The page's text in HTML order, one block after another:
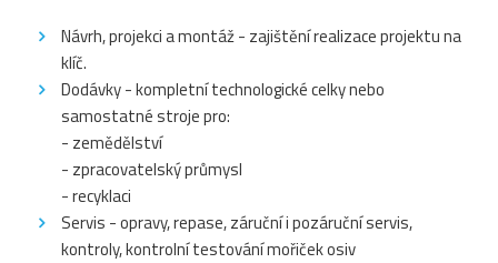
Návrh, projekci a montáž - zajištění realizace projektu na
klíč.
Dodávky - kompletní technologické celky nebo
samostatné stroje pro:
- zemědělství
- zpracovatelský průmysl
- recyklaci
Servis - opravy, repase, záruční i pozáruční servis,
kontroly, kontrolní testování mořiček osiv